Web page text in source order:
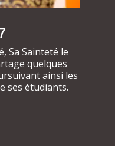
Sa Sainteté le
quelques
ainsi les
ses étudiants.